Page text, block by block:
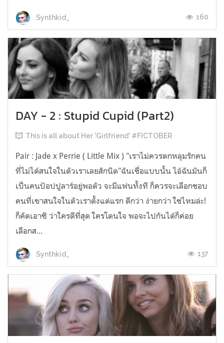
Synthkid_ 160
DAY - 2 : Stupid Cupid (Part2)
This is all about Her 'Girlfriend' #FICTOBER
Pair : Jade x Perrie ( Little Mix ) "เราไม่ควรตกหลุมรักคน
ที่ไม่ได้สนใจในตัวเราเลยสักนิด"ฉันเชื่อแบบนั้น ไอ้ฉันมันก็
เป็นคนป๊อปปูลาร์อยู่พอตัว จะมีแฟนทั้งที ก็ควรจะเลือกชอบ
คนที่เขาสนใจในตัวเราตั้งแต่แรก ดีกว่า ง่ายกว่า ใช่ไหมล่ะ!
ก็คัดเอาซิ ว่าใครดีที่สุด ใครโดนใจ พอจะไปกันได้ก็ค่อย
เลือกส...
Synthkid_ 137